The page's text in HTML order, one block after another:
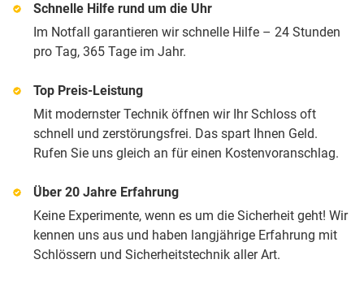
Schnelle Hilfe rund um die Uhr
Im Notfall garantieren wir schnelle Hilfe – 24 Stunden
pro Tag, 365 Tage im Jahr.
Top Preis-Leistung
Mit modernster Technik öffnen wir Ihr Schloss oft
schnell und zerstörungsfrei. Das spart Ihnen Geld.
Rufen Sie uns gleich an für einen Kostenvoranschlag.
Über 20 Jahre Erfahrung
Keine Experimente, wenn es um die Sicherheit geht! Wir
kennen uns aus und haben langjährige Erfahrung mit
Schlössern und Sicherheitstechnik aller Art.